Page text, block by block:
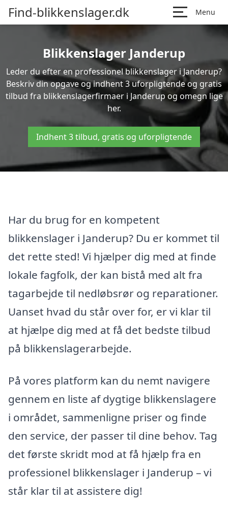
Find-blikkenslager.dk Menu
Blikkenslager Janderup
Leder du efter en professionel blikkenslager i Janderup?
Beskriv din opgave og indhent 3 uforpligtende og gratis
tilbud fra blikkenslagerfirmaer i Janderup og omegn lige
her.
Indhent 3 tilbud, gratis og uforpligtende
Har du brug for en kompetent
blikkenslager i Janderup? Du er kommet til
det rette sted! Vi hjælper dig med at finde
lokale fagfolk, der kan bistå med alt fra
tagarbejde til nedløbsrør og reparationer.
Uanset hvad du står over for, er vi klar til
at hjælpe dig med at få det bedste tilbud
på blikkenslagerarbejde.
På vores platform kan du nemt navigere
gennem en liste af dygtige blikkenslagere
i området, sammenligne priser og finde
den service, der passer til dine behov. Tag
det første skridt mod at få hjælp fra en
professionel blikkenslager i Janderup – vi
står klar til at assistere dig!